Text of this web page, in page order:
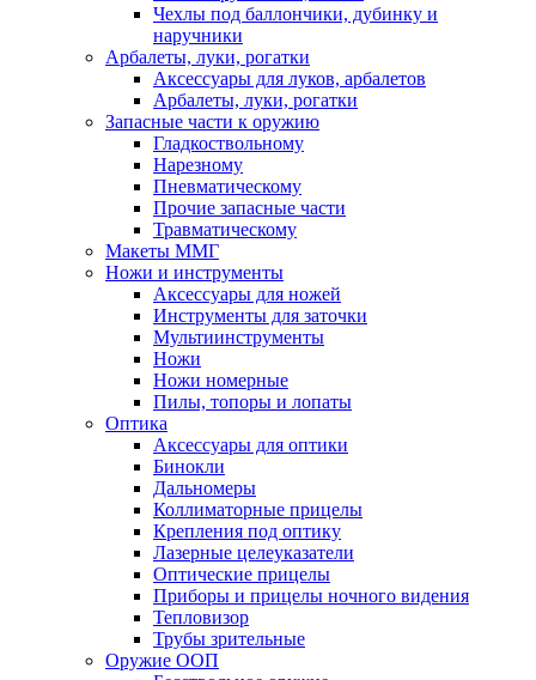
Чехлы под баллончики, дубинку и
наручники
Арбалеты, луки, рогатки
Аксессуары для луков, арбалетов
Арбалеты, луки, рогатки
Запасные части к оружию
Гладкоствольному
Нарезному
Пневматическому
Прочие запасные части
Травматическому
Макеты ММГ
Ножи и инструменты
Аксессуары для ножей
Инструменты для заточки
Мультиинструменты
Ножи
Ножи номерные
Пилы, топоры и лопаты
Оптика
Аксессуары для оптики
Бинокли
Дальномеры
Коллиматорные прицелы
Крепления под оптику
Лазерные целеуказатели
Оптические прицелы
Приборы и прицелы ночного видения
Тепловизор
Трубы зрительные
Оружие ООП